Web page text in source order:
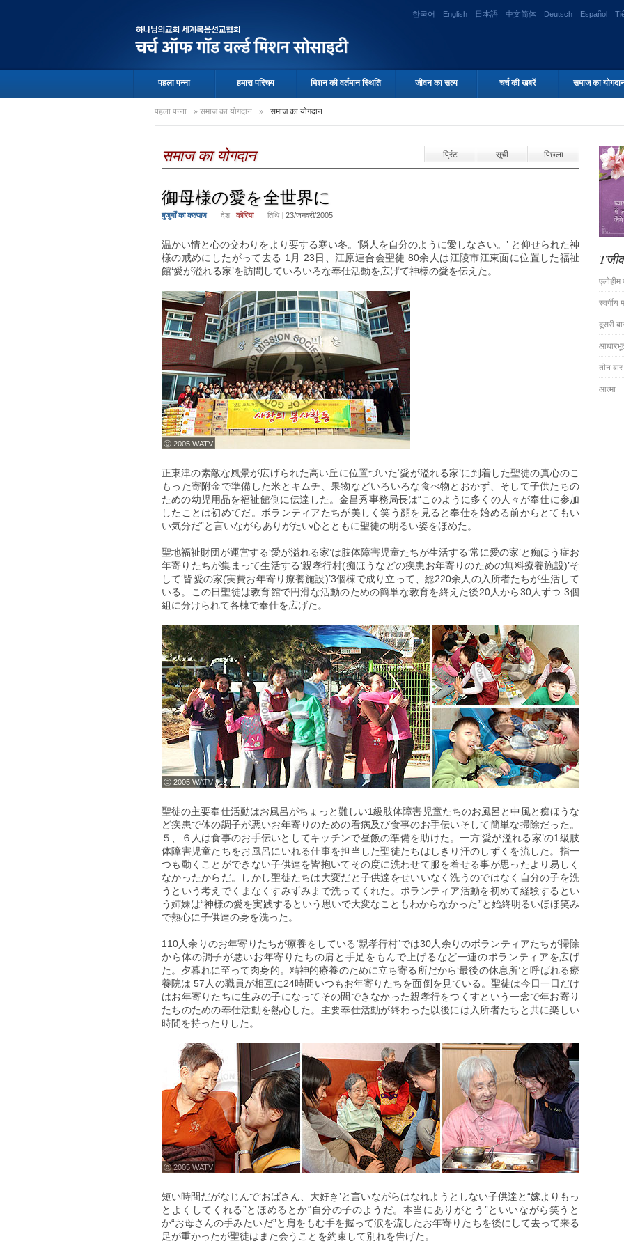
한국어 English 日本語 中文简体 Deutsch Español
पहला पन्ना हमारा परिचय मिशन की वर्तमान स्थिति जीवन का सत्य चर्च की खबरें समाज का
पहला पन्ना »समाज का योगदान » समाज का योगदान
समाज का योगदान प्रिंट सूची पिछला
御母様の愛を全世界に
बुजुर्गों का कल्याण देश | कोरिया तिथि | 23/जनवरी/2005
温かい情と心の交わりをより要する寒い冬。‘隣人を自分のように愛しなさい。’ と仰せられた神
様の戒めにしたがって去る 1月 23日、江原連合会聖徒 80余人は江陵市江東面に位置した福祉
館‘愛が溢れる家’を訪問していろいろな奉仕活動を広げて神様の愛を伝えた。
ⓒ 2005 WATV
正東津の素敵な風景が広げられた高い丘に位置づいた‘愛が溢れる家’に到着した聖徒の真心のこ
もった寄附金で準備した米とキムチ、果物などいろいろな食べ物とおかず、そして子供たちの
ための幼児用品を福祉館側に伝達した。金昌秀事務局長は“このように多くの人々が奉仕に参加
したことは初めてだ。ボランティアたちが美しく笑う顔を見ると奉仕を始める前からとてもい
い気分だ”と言いながらありがたい心とともに聖徒の明るい姿をほめた。
聖地福祉財団が運営する‘愛が溢れる家’は肢体障害児童たちが生活する‘常に愛の家’と痴ほう症お
年寄りたちが集まって生活する‘親孝行村(痴ほうなどの疾患お年寄りのための無料療養施設)’そ
して‘皆愛の家(実費お年寄り療養施設)’3個棟で成り立って、総220余人の入所者たちが生活して
いる。この日聖徒は教育館で円滑な活動のための簡単な教育を終えた後20人から30人ずつ 3個
組に分けられて各棟で奉仕を広げた。
ⓒ 2005 WATV
聖徒の主要奉仕活動はお風呂がちょっと難しい1級肢体障害児童たちのお風呂と中風と痴ほうな
ど疾患で体の調子が悪いお年寄りのための看病及び食事のお手伝いそして簡単な掃除だった。
５、６人は食事のお手伝いとしてキッチンで昼飯の準備を助けた。一方‘愛が溢れる家’の1級肢
体障害児童たちをお風呂にいれる仕事を担当した聖徒たちはしきり汗のしずくを流した。指一
つも動くことができない子供達を皆抱いてその度に洗わせて服を着せる事が思ったより易しく
なかったからだ。しかし聖徒たちは大変だと子供達をせいいなく洗うのではなく自分の子を洗
うという考えでくまなくすみずみまで洗ってくれた。ボランティア活動を初めて経験するとい
う姉妹は“神様の愛を実践するという思いで大変なこともわからなかった”と始終明るいほほ笑み
で熱心に子供達の身を洗った。
110人余りのお年寄りたちが療養をしている‘親孝行村’では30人余りのボランティアたちが掃除
から体の調子が悪いお年寄りたちの肩と手足をもんで上げるなど一連のボランティアを広げ
た。夕暮れに至って肉身的。精神的療養のために立ち寄る所だから‘最後の休息所’と呼ばれる療
養院は 57人の職員が相互に24時間いつもお年寄りたちを面倒を見ている。聖徒は今日一日だけ
はお年寄りたちに生みの子になってその間できなかった親孝行をつくすという一念で年お寄り
たちのための奉仕活動を熱心した。主要奉仕活動が終わった以後には入所者たちと共に楽しい
時間を持ったりした。
ⓒ 2005 WATV
短い時間だがなじんで‘おばさん、大好き’と言いながらはなれようとしない子供達と“嫁よりもっ
とよくしてくれる”とほめるとか“自分の子のようだ。本当にありがとう”といいながら笑うと
か“お母さんの手みたいだ”と肩をもむ手を握って涙を流したお年寄りたちを後にして去って来る
足が重かったが聖徒はまた会うことを約束して別れを告げた。
एलोहीम
स्वर्गीय
दूसरी
तीन
आत्मा